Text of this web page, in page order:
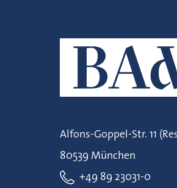
Alfons-Goppel-Str. 11
80539 München
+49 89 23031-0